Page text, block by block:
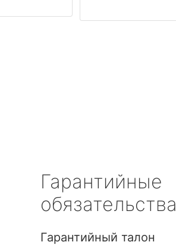
Гарантийные
обязательства
Гарантийный талон